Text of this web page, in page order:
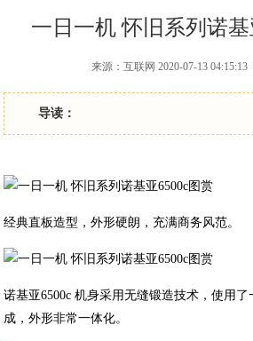
一日一机 怀旧系列诺基
来源：互联网 2020-07-13 04:15:13
导读：
经典直板造型，外形硬朗，充满商务风范。
诺基亚6500c 机身采用无缝锻造技术，使用
成，外形非常一体化。